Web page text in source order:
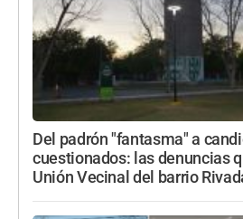
Del padrón "fantasma" a
cuestionados: las denuncias
Unión Vecinal del barrio